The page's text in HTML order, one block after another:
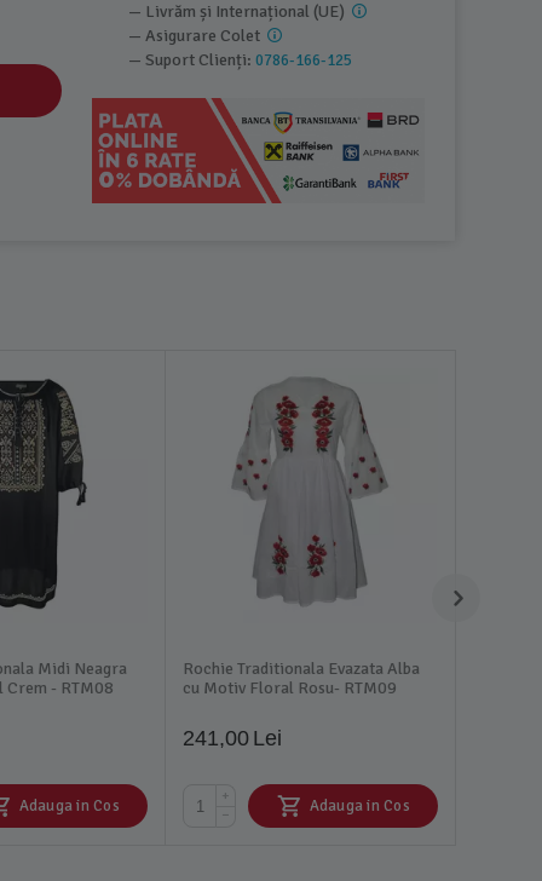
— Livrăm și Internațional (UE)
— Asigurare Colet
— Suport Clienți:0786-166-125
Midi Neagra
- RTM08
Adauga in Cos
Rochie Traditionala Evazata Alba
cu Motiv Floral Rosu- RTM09
241,00 Lei
+
−
Adauga in Cos